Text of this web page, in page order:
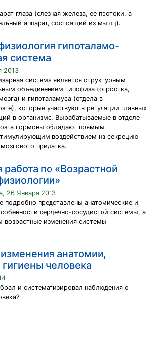
глаза (слезная железа, ее протоки, а
аппарат, состоящий из мышц).
гипоталамо-
система
2013
система является структурным
объединением гипофиза (отростка,
и гипоталамуса (отдела в
которые участвуют в регуляции главных
в организме. Вырабатываемые в отделе
гормоны обладают прямым
воздействием на секрецию
придатка.
работа по «Возрастной
26 Января 2013
подробно представлены анатомические и
сердечно-сосудистой системы, а
возрастные изменения системы
анатомии,
человека
и систематизировал наблюдения о